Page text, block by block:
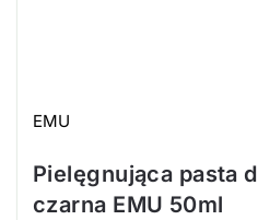
EMU
Pielęgnująca pasta
czarna EMU 50ml